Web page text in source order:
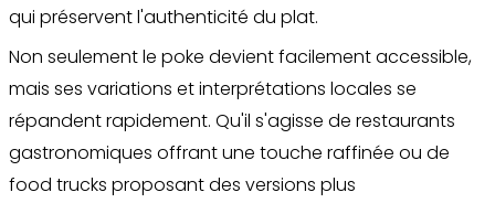
qui préservent l'authenticité du plat.
Non seulement le poke devient facilement accessible,
mais ses variations et interprétations locales se
répandent rapidement. Qu'il s'agisse de restaurants
gastronomiques offrant une touche raffinée ou de
food trucks proposant des versions plus